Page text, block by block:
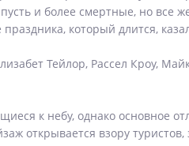
и более смертные, но все
который длится,
Тейлор, Рассел Кроу,
к небу, однако
взору туристов,